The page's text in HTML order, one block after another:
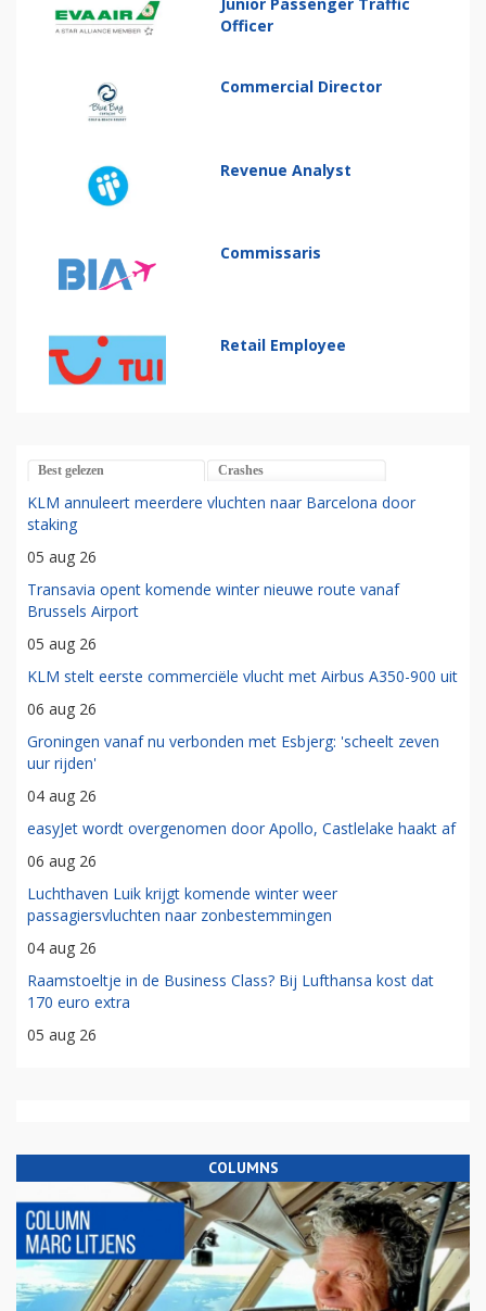
Officer
Commercial Director
Revenue Analyst
Commissaris
Retail Employee
Best gelezen Crashes
KLM annuleert meerdere vluchten naar Barcelona door
staking
05 aug 26
Transavia opent komende winter nieuwe route vanaf
Brussels Airport
05 aug 26
KLM stelt eerste commerciële vlucht met Airbus A350-900 uit
06 aug 26
Groningen vanaf nu verbonden met Esbjerg: 'scheelt zeven
uur rijden'
04 aug 26
easyJet wordt overgenomen door Apollo, Castlelake haakt af
06 aug 26
Luchthaven Luik krijgt komende winter weer
passagiersvluchten naar zonbestemmingen
04 aug 26
Raamstoeltje in de Business Class? Bij Lufthansa kost dat
170 euro extra
05 aug 26
COLUMNS